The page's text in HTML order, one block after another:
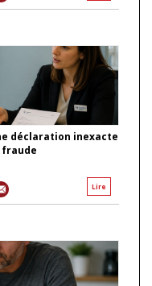
déclaration inexacte
fraude
Lire